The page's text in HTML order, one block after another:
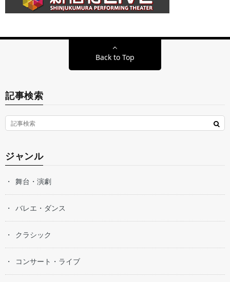
Back to Top
記事検索
ジャンル
舞台・演劇
バレエ・ダンス
クラシック
コンサート・ライブ